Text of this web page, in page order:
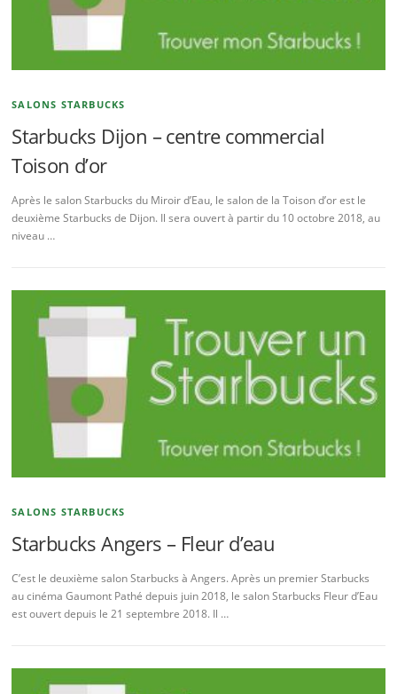
SALONS STARBUCKS
Starbucks Dijon – centre commercial
Toison d’or
Après le salon Starbucks du Miroir d’Eau, le salon de la Toison d’or est le
deuxième Starbucks de Dijon. Il sera ouvert à partir du 10 octobre 2018, au
niveau …
SALONS STARBUCKS
Starbucks Angers – Fleur d’eau
C’est le deuxième salon Starbucks à Angers. Après un premier Starbucks
au cinéma Gaumont Pathé depuis juin 2018, le salon Starbucks Fleur d’Eau
est ouvert depuis le 21 septembre 2018. Il …